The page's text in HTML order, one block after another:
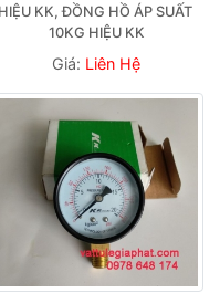
HIỆU KK, ĐỒNG HỒ ÁP SUẤT
10KG HIỆU KK
Giá: Liên Hệ